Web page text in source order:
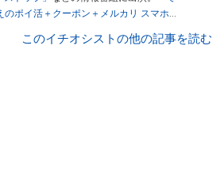
ポイ活＋クーポン＋メルカリ スマホで
的に稼ぐ！』（翔泳社刊） ほか著書多
このイチオシストの他の記事を読む